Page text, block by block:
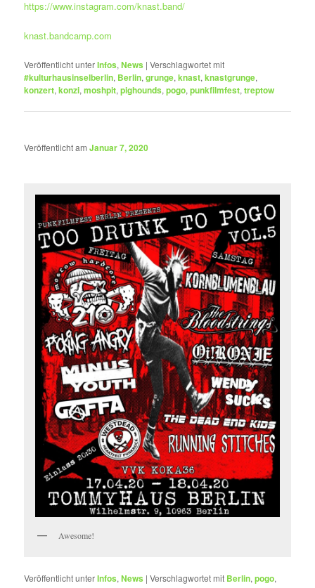
https://www.instagram.com/knast.band/
knast.bandcamp.com
Veröffentlicht unterInfos,News |Verschlagwortet mit
#kulturhausinselberlin, Berlin,grunge,knast,knastgrunge,
konzert,konzi,moshpit,pighounds,pogo,punkfilmfest,treptow
Veröffentlicht amJanuar 7, 2020
Awesome!
Veröffentlicht unterInfos,News |Verschlagwortet mit Berlin,pogo,